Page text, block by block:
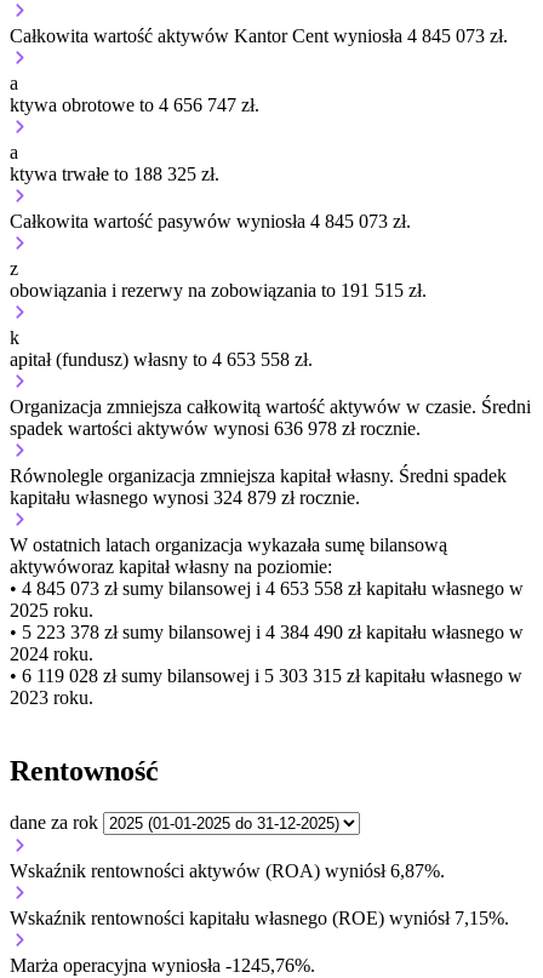
Całkowita wartość aktywów Kantor Cent wyniosła 4 845 073 zł.
a
ktywa obrotowe to 4 656 747 zł.
a
ktywa trwałe to 188 325 zł.
Całkowita wartość pasywów wyniosła 4 845 073 zł.
z
obowiązania i rezerwy na zobowiązania to 191 515 zł.
k
apitał (fundusz) własny to 4 653 558 zł.
Organizacja zmniejsza całkowitą wartość aktywów w czasie. Średni
spadek wartości aktywów wynosi 636 978 zł rocznie.
Równolegle organizacja zmniejsza kapitał własny. Średni spadek
kapitału własnego wynosi 324 879 zł rocznie.
W ostatnich latach organizacja wykazała sumę bilansową
aktywóworaz kapitał własny na poziomie:
• 4 845 073 złsumy bilansowej i 4 653 558 zł kapitału własnego w
2025 roku.
• 5 223 378 złsumy bilansowej i 4 384 490 zł kapitału własnego w
2024 roku.
• 6 119 028 złsumy bilansowej i 5 303 315 zł kapitału własnego w
2023 roku.
Rentowność
dane za rok
Wskaźnik rentowności aktywów (ROA) wyniósł 6,87%.
Wskaźnik rentowności kapitału własnego (ROE) wyniósł 7,15%.
Marża operacyjna wyniosła -1245,76%.